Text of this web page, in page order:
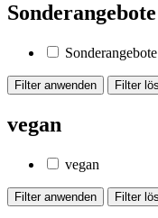
Sonderangebote
Sonderangebote
vegan
vegan